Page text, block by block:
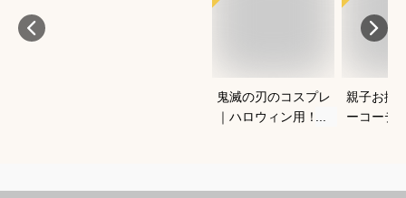
鬼滅の刃のコスプレ
｜ハロウィン用！キ
親子お揃
ーコーデ